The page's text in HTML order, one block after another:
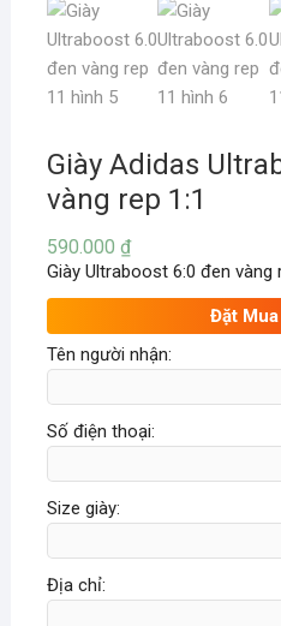
Giày Adidas
vàng rep 1:1
590.000 ₫
Giày Ultraboost 6:0 đen vàng
Đặt
Tên người nhận:
Số điện thoại:
Size giày:
Địa chỉ: